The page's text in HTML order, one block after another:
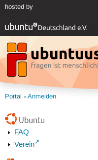
hosted by
Portal Anmelden
Ubuntu
FAQ
Verein